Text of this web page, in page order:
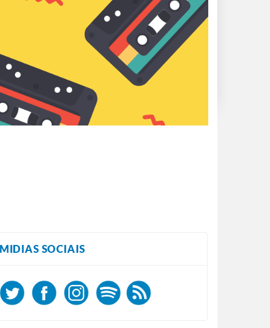
MIDIAS SOCIAIS